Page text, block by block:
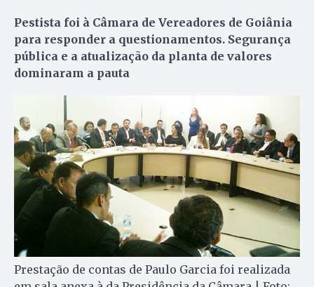
Pestista foi à Câmara de Vereadores de Goiânia
para responder a questionamentos. Segurança
pública e a atualização da planta de valores
dominaram a pauta
Prestação de contas de Paulo Garcia foi realizada